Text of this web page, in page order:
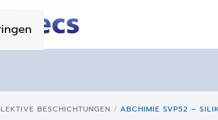
BESCHICHTUNGEN ABCHIMIE SVP52 –